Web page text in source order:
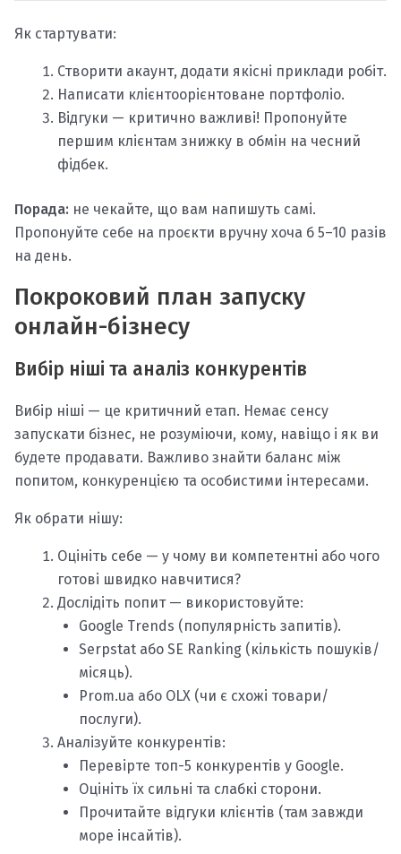
Як стартувати:
Створити акаунт, додати якісні приклади робіт.
Написати клієнтоорієнтоване портфоліо.
Відгуки — критично важливі! Пропонуйте
першим клієнтам знижку в обмін на чесний
фідбек.
Порада: не чекайте, що вам напишуть самі.
Пропонуйте себе на проєкти вручну хоча б 5–10 разів
на день.
Покроковий план запуску
онлайн-бізнесу
Вибір ніші та аналіз конкурентів
Вибір ніші — це критичний етап. Немає сенсу
запускати бізнес, не розуміючи, кому, навіщо і як ви
будете продавати. Важливо знайти баланс між
попитом, конкуренцією та особистими інтересами.
Як обрати нішу:
Оцініть себе — у чому ви компетентні або чого
готові швидко навчитися?
Дослідіть попит — використовуйте:
Google Trends (популярність запитів).
Serpstat або SE Ranking (кількість пошуків/
місяць).
Prom.ua або OLX (чи є схожі товари/
послуги).
Аналізуйте конкурентів:
Перевірте топ-5 конкурентів у Google.
Оцініть їх сильні та слабкі сторони.
Прочитайте відгуки клієнтів (там завжди
море інсайтів).